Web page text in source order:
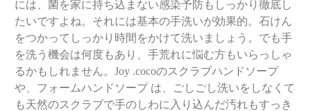
には、菌を家に持ち込まない感染予防もしっかり徹底し
たいですよね。それには基本の手洗いが効果的。石けん
をつかってしっかり時間をかけて洗いましょう。でも手
を洗う機会は何度もあり、手荒れに悩む方もいらっしゃ
るかもしれません。Joy .cocoのスクラブハンドソープ
や、フォームハンドソープ は、ごしごし洗いをしなくて
も天然のスクラブで手のしわに入り込んだ汚れもすっき